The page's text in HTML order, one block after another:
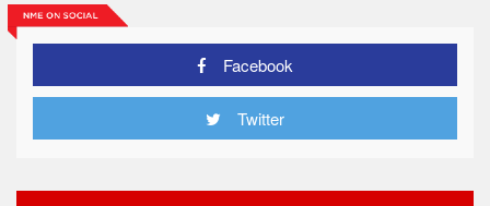
Facebook
Twitter